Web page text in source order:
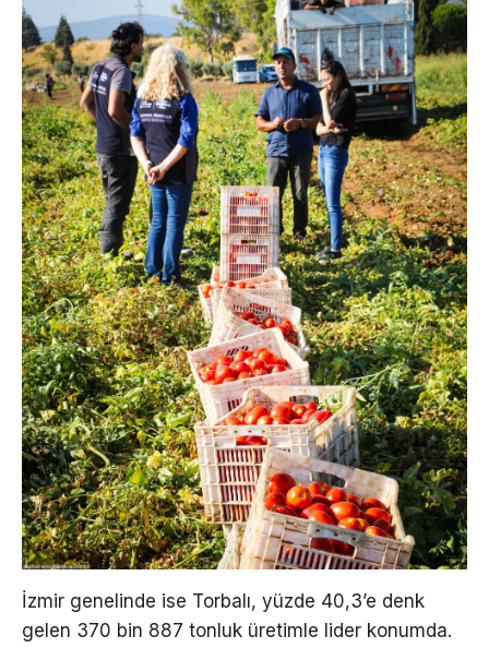
İzmir genelinde ise Torbalı, yüzde 40,3’e denk
gelen 370 bin 887 tonluk üretimle lider konumda.